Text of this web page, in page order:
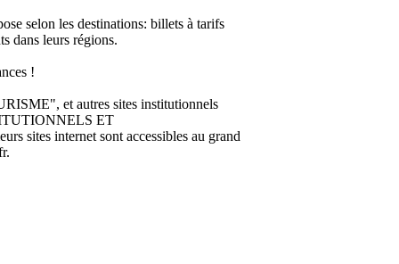
selon les destinations: billets à tarifs
dans leurs régions.
!
et autres sites institutionnels
ET
sites internet sont accessibles au grand